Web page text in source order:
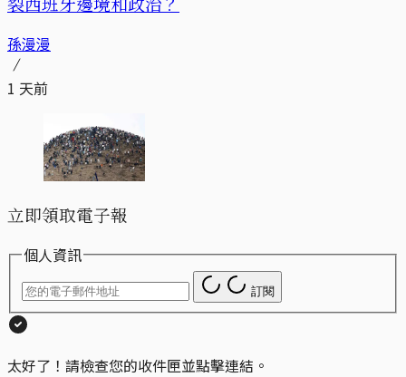
孫漫漫
1 天前
立即領取電子報
個人資訊
訂閱
太好了！請檢查您的收件匣並點擊連結。